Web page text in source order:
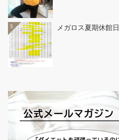
5 メガロス夏期休館日